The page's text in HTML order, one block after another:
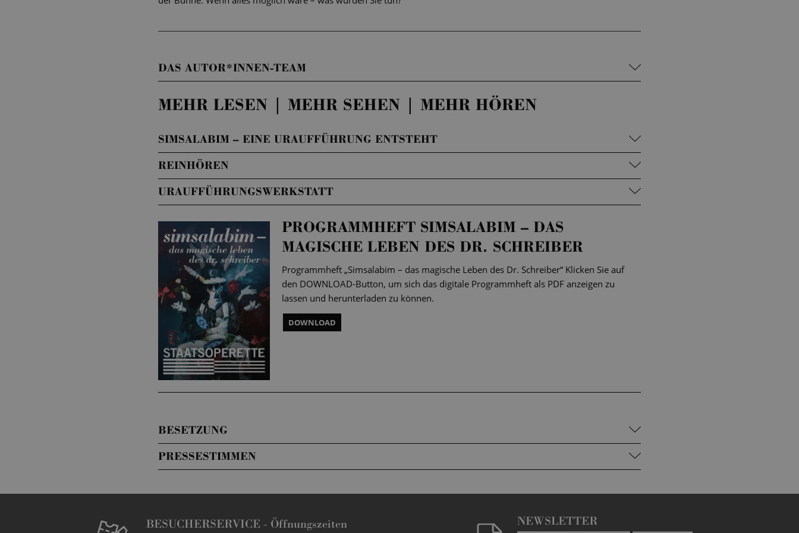
DAS AUTOR*INNEN-TEAM
MEHR LESEN | MEHR SEHEN | MEHR HÖREN
SIMSALABIM – EINE URAUFFÜHRUNG ENTSTEHT
REINHÖREN
URAUFFÜHRUNGSWERKSTATT
PROGRAMMHEFT SIMSALABIM – DAS
MAGISCHE LEBEN DES DR. SCHREIBER
Programmheft „Simsalabim – das magische Leben des Dr. Schreiber“ Klicken Sie auf
den DOWNLOAD-Button, um sich das digitale Programmheft als PDF anzeigen zu
lassen und herunterladen zu können.
DOWNLOAD
BESETZUNG
PRESSESTIMMEN
BESUCHERSERVICE - Öffnungszeiten NEWSLETTER